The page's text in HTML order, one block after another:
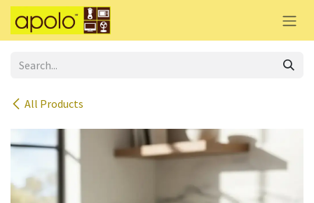
Skip to Content
All Products